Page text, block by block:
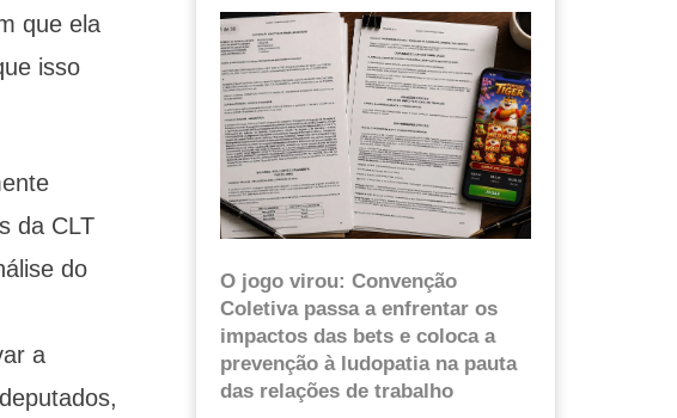
que ela
isso
da CLT
do
a
O jogo virou: Convenção
Coletiva passa a enfrentar os
impactos das bets e coloca a
prevenção à ludopatia na pauta
das relações de trabalho